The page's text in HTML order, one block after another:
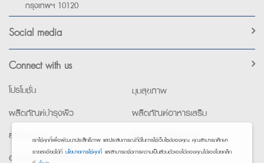
กรุงเทพฯ 10120
Social media
Connect with us
โปรโมชั่น
มุมสุขภาพ
ผลิตภัณฑ์บำรุงผิว
ผลิตภัณฑ์อาหารเสริม
ยาใช้เฉพาะที่
อุปกรณ์เพื่อสุขภาพ
อาหารทางการแพทย์
เราใช้คุกกี้เพื่อพัฒนาประสิทธิภาพ และประสบการณ์ที่ดีในการใช้เว็บไซต์ของคุณ คุณสามารถศึกษา
รายละเอียดได้ที่ นโยบายการใช้คุกกี้ และสามารถจัดการความเป็นส่วนตัวเองได้ของคุณได้เองโดยคลิก